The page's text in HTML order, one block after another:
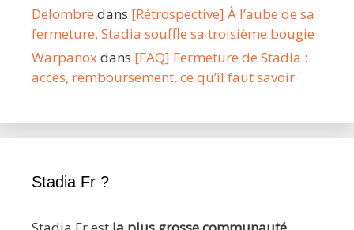
Delombre dans [Rétrospective] À l’aube de sa
fermeture, Stadia souffle sa troisième bougie
Warpanoxdans [FAQ] Fermeture de Stadia :
accès, remboursement, ce qu’il faut savoir
Stadia Fr ?